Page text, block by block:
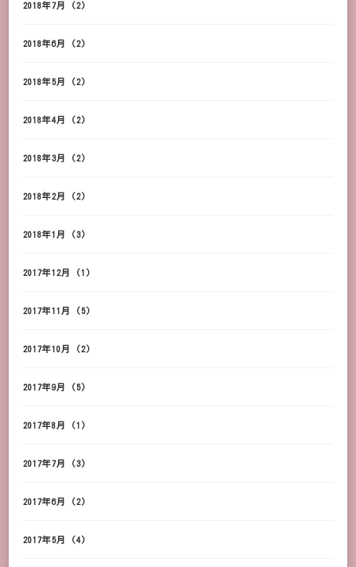
2018年7月 (2)
2018年6月 (2)
2018年5月 (2)
2018年4月 (2)
2018年3月 (2)
2018年2月 (2)
2018年1月 (3)
2017年12月 (1)
2017年11月 (5)
2017年10月 (2)
2017年9月 (5)
2017年8月 (1)
2017年7月 (3)
2017年6月 (2)
2017年5月 (4)